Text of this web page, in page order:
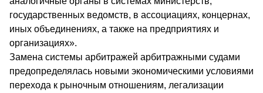
государственных ведомств, в ассоциациях, концернах,
иных объединениях, а также на предприятиях и
организациях».
Замена системы арбитражей арбитражными судами
предопределялась новыми экономическими условиями
перехода к рыночным отношениям, легализации